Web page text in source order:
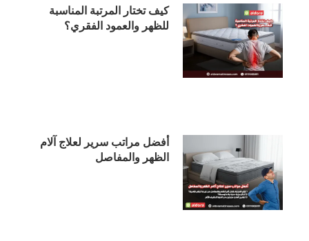
كيف تختار المرتبة المناسبة
للظهر والعمود الفقري؟
أفضل مراتب سرير لعلاج آلام
الظهر والمفاصل